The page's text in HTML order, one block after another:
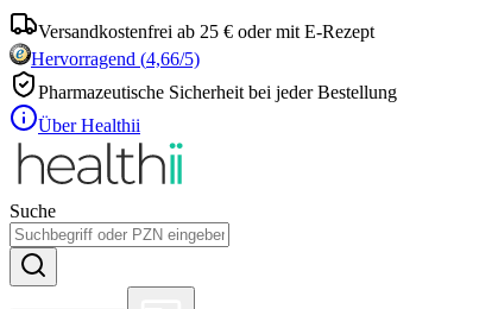
Versandkostenfrei ab 25 € oder mit E-Rezept
Hervorragend (4,66/5)
Pharmazeutische Sicherheit bei jeder Bestellung
Über Healthii
Suche